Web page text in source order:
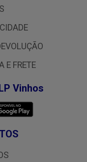
E FRETE
Vinhos